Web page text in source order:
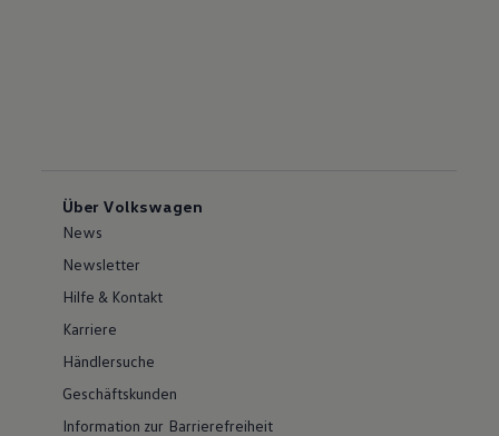
Über Volkswagen
News
Newsletter
Hilfe & Kontakt
Karriere
Händlersuche
Geschäftskunden
Information zur Barrierefreiheit